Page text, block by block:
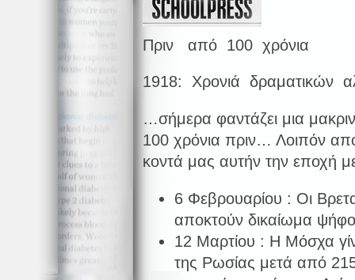
Πριν από 100 χρόνια
1918: Χρονιά δραματικών
…σήμερα φαντάζει μια
100 χρόνια πριν… Λοιπόν
κοντά μας αυτήν την εποχή
6 Φεβρουαρίου : Οι
αποκτούν δικαίωμα
12 Μαρτίου : Η Μόσχα
της Ρωσίας μετά από